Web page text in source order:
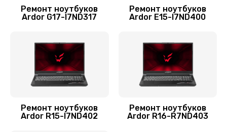
Замена северного моста
Замена шлейфа
Заказать
Ремонт ноутбуков
Ardor G17-I7ND317
Ремонт ноутбуков
Ardor E15-I7ND400
Ремонт ноутбуков
Ardor R15-I7ND402
Ремонт ноутбуков
Ardor R16-R7ND403